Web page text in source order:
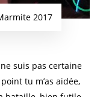
2017
suis pas certaine
tu m’as aidée,